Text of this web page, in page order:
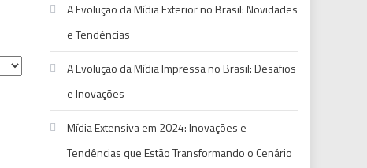
A Evolução da Mídia Exterior no Brasil: Novidades
e Tendências
A Evolução da Mídia Impressa no Brasil: Desafios
e Inovações
Mídia Extensiva em 2024: Inovações e
Tendências que Estão Transformando o Cenário